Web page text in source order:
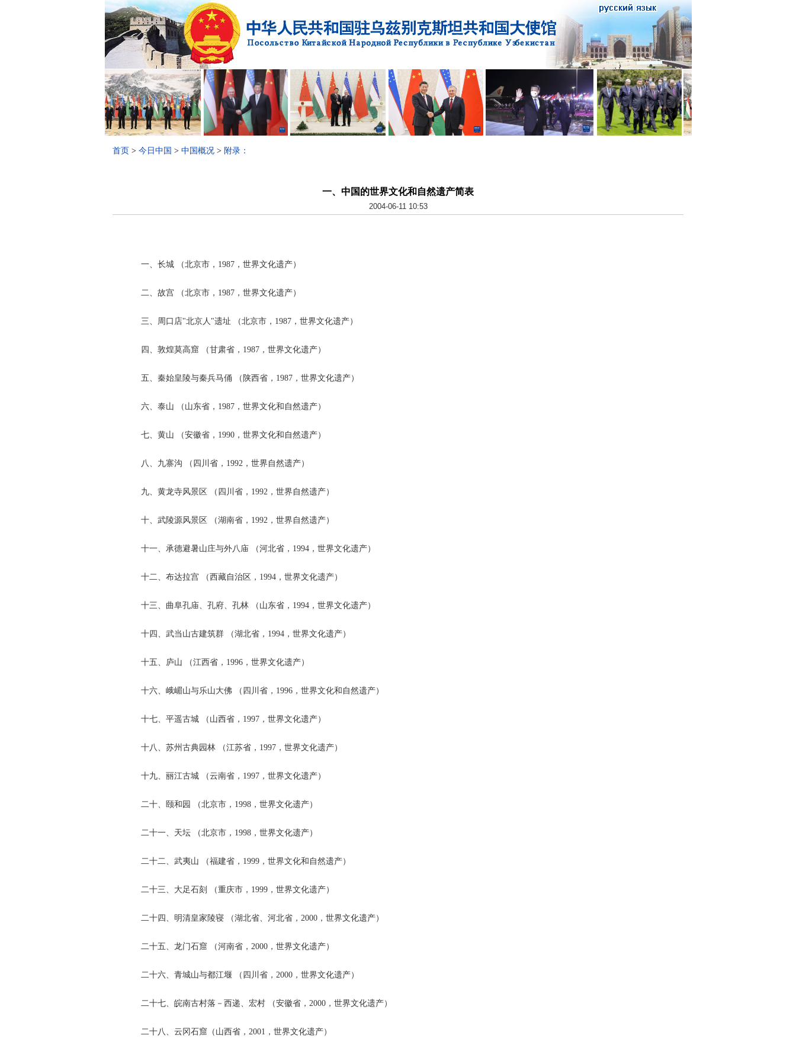
首页 > 今日中国 > 中国概况 > 附录：
一、中国的世界文化和自然遗产简表
2004-06-11 10:53
一、长城 （北京市，1987，世界文化遗产）
二、故宫 （北京市，1987，世界文化遗产）
三、周口店"北京人"遗址 （北京市，1987，世界文化遗产）
四、敦煌莫高窟 （甘肃省，1987，世界文化遗产）
五、秦始皇陵与秦兵马俑 （陕西省，1987，世界文化遗产）
六、泰山 （山东省，1987，世界文化和自然遗产）
七、黄山 （安徽省，1990，世界文化和自然遗产）
八、九寨沟 （四川省，1992，世界自然遗产）
九、黄龙寺风景区 （四川省，1992，世界自然遗产）
十、武陵源风景区 （湖南省，1992，世界自然遗产）
十一、承德避暑山庄与外八庙 （河北省，1994，世界文化遗产）
十二、布达拉宫 （西藏自治区，1994，世界文化遗产）
十三、曲阜孔庙、孔府、孔林 （山东省，1994，世界文化遗产）
十四、武当山古建筑群 （湖北省，1994，世界文化遗产）
十五、庐山 （江西省，1996，世界文化遗产）
十六、峨嵋山与乐山大佛 （四川省，1996，世界文化和自然遗产）
十七、平遥古城 （山西省，1997，世界文化遗产）
十八、苏州古典园林 （江苏省，1997，世界文化遗产）
十九、丽江古城 （云南省，1997，世界文化遗产）
二十、颐和园 （北京市，1998，世界文化遗产）
二十一、天坛 （北京市，1998，世界文化遗产）
二十二、武夷山 （福建省，1999，世界文化和自然遗产）
二十三、大足石刻 （重庆市，1999，世界文化遗产）
二十四、明清皇家陵寝 （湖北省、河北省，2000，世界文化遗产）
二十五、龙门石窟 （河南省，2000，世界文化遗产）
二十六、青城山与都江堰 （四川省，2000，世界文化遗产）
二十七、皖南古村落－西递、宏村 （安徽省，2000，世界文化遗产）
二十八、云冈石窟（山西省，2001，世界文化遗产）